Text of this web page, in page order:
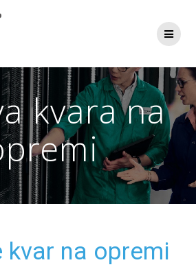
kvara na
kvar na opremi